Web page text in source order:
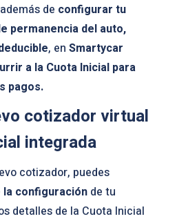
de configurar tu
permanencia del auto,
, en Smartycar
a la Cuota Inicial para
pagos.
cotizador virtual
integrada
cotizador, puedes
configuración de tu
detalles de la Cuota Inicial